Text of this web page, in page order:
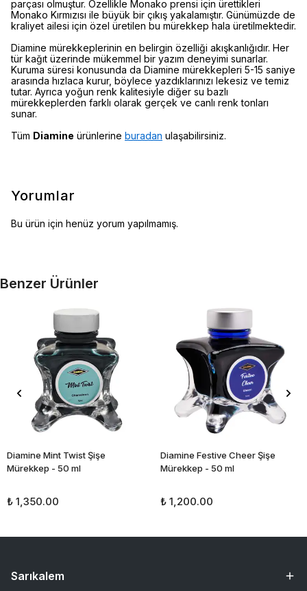
parçası olmuştur. Özellikle Monako prensi için ürettikleri
Monako Kırmızısı ile büyük bir çıkış yakalamıştır. Günümüzde de
kraliyet ailesi için özel üretilen bu mürekkep hala üretilmektedir.
Diamine mürekkeplerinin en belirgin özelliği akışkanlığıdır. Her
tür kağıt üzerinde mükemmel bir yazım deneyimi sunarlar.
Kuruma süresi konusunda da Diamine mürekkepleri 5-15 saniye
arasında hızlaca kurur, böylece yazdıklarınızı lekesiz ve temiz
tutar. Ayrıca yoğun renk kalitesiyle diğer su bazlı
mürekkeplerden farklı olarak gerçek ve canlı renk tonları
sunar.
Tüm Diamine ürünlerine buradan ulaşabilirsiniz.
Yorumlar
Bu ürün için henüz yorum yapılmamış.
Benzer Ürünler
Diamine Mint Twist Şişe
Mürekkep - 50 ml
₺ 1,350.00
Diamine Festive Cheer Şişe
Mürekkep - 50 ml
₺ 1,200.00
Sarıkalem